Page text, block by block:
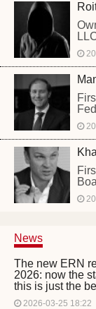
News
The new ERN
2026: now the
this is just the
2026-03-25 18:22